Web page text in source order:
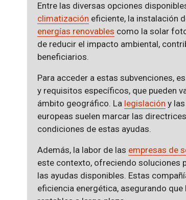
Entre las diversas opciones
climatización eficiente, la instalación
energías renovables como la solar
de reducir el impacto ambiental,
beneficiarios.
Para acceder a estas subvenciones,
y requisitos específicos, que pueden
ámbito geográfico. La legislación y
europeas suelen marcar las
condiciones de estas ayudas.
Además, la labor de las empresas de
este contexto, ofreciendo soluciones
las ayudas disponibles. Estas
eficiencia energética, asegurando